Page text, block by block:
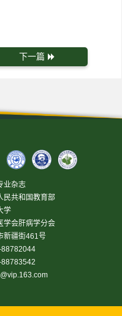
下一篇
业杂志
民共和国教育部
学
学会肝病学分会
新疆街461号